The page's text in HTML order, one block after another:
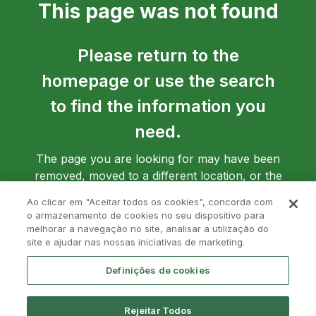
This page was not found
Please return to the
homepage or use the search
to find the information you
need.
The page you are looking for may have been
removed, moved to a different location, or the
Ao clicar em "Aceitar todos os cookies", concorda com
o armazenamento de cookies no seu dispositivo para
melhorar a navegação no site, analisar a utilização do
site e ajudar nas nossas iniciativas de marketing.
Definições de cookies
Rejeitar Todos